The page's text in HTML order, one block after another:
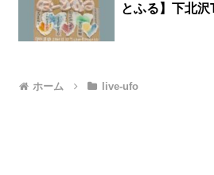
とふる】下北沢
ホーム live-ufo